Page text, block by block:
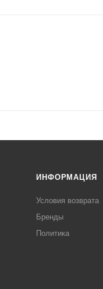
ИНФОРМАЦИЯ
Условия возврата
Бренды
Политика